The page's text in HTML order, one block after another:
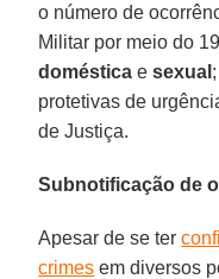
o número de
Militar por meio do
doméstica esexual
protetivas de
de Justiça.
Subnotificação de
Apesar de se ter
crimes em diversos